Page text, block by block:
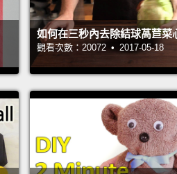
並替
風乾
Give
徹底
如何在三秒內去除結球萵苣菜
觀看次數：20072 • 2017-05-18